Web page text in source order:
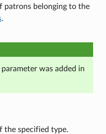
patrons belonging to the
.
parameter was added in
the specified type.